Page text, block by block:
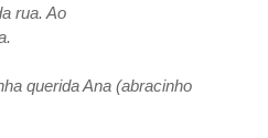
rua. Ao
querida Ana (abracinho